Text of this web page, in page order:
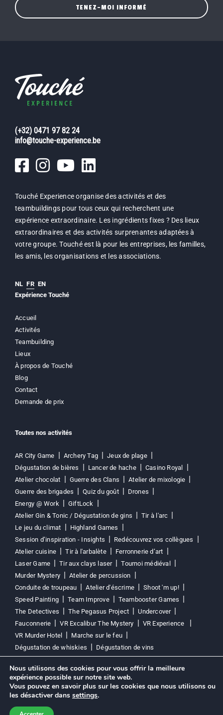
(+32) 0471 97 82 24
info@touche-experience.be
Touché Experience organise des activités et des
teambuildings pour tous ceux qui recherchent une
expérience extraordinaire. Les ingrédients fixes ? Des lieux
extraordinaires et des activités surprenantes adaptées à
votre groupe. Touché est là pour les entreprises, les familles,
les amis, les organisations et les associations.
Expérience Touché
Accueil
Activités
Teambuilding
Lieux
À propos de Touché
Blog
Contact
Demande de prix
NL FR EN
Toutes nos activités
AR City Game Archery Tag
Jeux de plage
Dégustation de bières
Lancer de hache
Casino Royal
Atelier chocolat
Guerre des Clans
Atelier de mixologie
Guerre des brigades
Quiz du goût
Drones
Energy @ Work
GiftLock
Atelier Gin & Tonic / Dégustation de gins
Tir à l'arc
Le jeu du climat
Highland Games
Session d’inspiration - Insights
Redécouvrez vos collègues
Atelier cuisine
Tir à l'arbalète
Ferronnerie d’art
Laser Game
Tir aux clays laser
Tournoi médiéval
Murder Mystery
Atelier de percussion
Conduite de troupeau
Atelier d'éscrime
Shoot 'm up!
Speed Painting
Team Improve
Teambooster Games
The Detectives
The Pegasus Project
Undercover
Fauconnerie
VR Excalibur The Mystery
VR Experience
VR Murder Hotel
Marche sur le feu
Dégustation de whiskies
Dégustation de vins
Politique de confidentialité Politique en matière de cookies
Nous utilisons des cookies pour vous offrir la meilleure
expérience possible sur notre site web.
Vous pouvez en savoir plus sur les cookies que nous utilisons ou
les désactiver dans settings.